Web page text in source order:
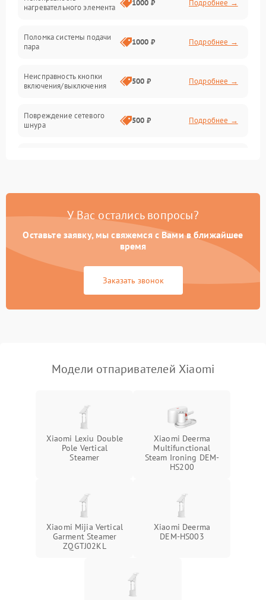
нагревательного элемента
1000 ₽ Подробнее →
Поломка системы подачи
пара
1000 ₽ Подробнее →
Неисправность кнопки
включения/выключения
500 ₽ Подробнее →
Повреждение сетевого
шнура
500 ₽ Подробнее →
Поломка системы
500 ₽ Подробнее →
Поломка системы защиты
от короткого замыкания
1000 ₽ Подробнее →
Поломка системы защиты
1000 ₽ Подробнее →
Повреждение системы
Подробнее →
У Вас остались вопросы?
Оставьте заявку, мы свяжемся с Вами в ближайшее
время
Заказать звонок
Модели отпаривателей Xiaomi
Xiaomi Lexiu Double
Pole Vertical
Steamer
Xiaomi Deerma
Multifunctional
Steam Ironing DEM-
HS200
Xiaomi Mijia Vertical
Garment Steamer
ZQGTJ02KL
Xiaomi Deerma
DEM-HS003